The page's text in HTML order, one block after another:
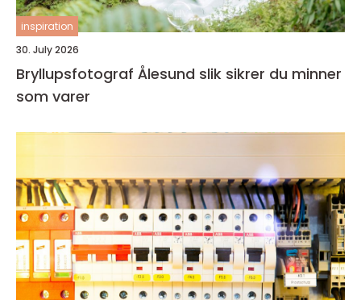
inspiration
30. July 2026
Bryllupsfotograf Ålesund slik sikrer du minner
som varer